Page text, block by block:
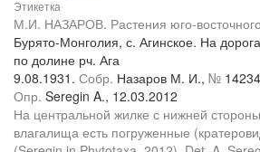
Этикетка
М.И. НАЗАРОВ. Растения юго-
Бурято-Монголия, с. Агинское. На
по долине рч. Ага
9.08.1931. Собр. Назаров М. И., № 14234
Опр. Seregin A., 12.03.2012
На центральной жилке с нижней
влагалища есть погруженные